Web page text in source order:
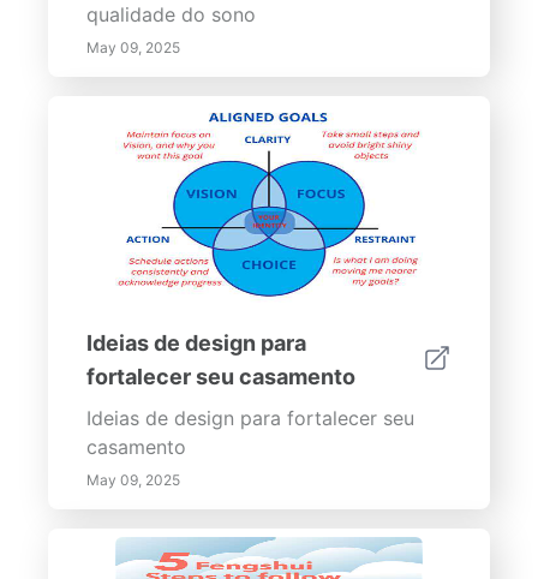
qualidade do sono
May 09, 2025
Ideias de design para
fortalecer seu casamento
Ideias de design para fortalecer seu
casamento
May 09, 2025